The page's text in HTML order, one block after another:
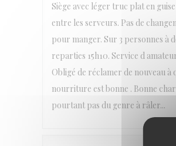
Siège avec léger truc plat en
entre les serveurs. Pas de
pour manger. Sur 3 personnes à
reparties 15h10. Service d
Obligé de réclamer de nouveau
nourriture est bonne . Bonne
pourtant pas du genre à râler...